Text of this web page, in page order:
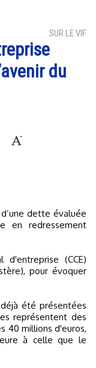
SUR LE VIF
du
en redressement
(CCE)
pour évoquer
été présentées
représentent des
40 millions d'euros,
à celle que le